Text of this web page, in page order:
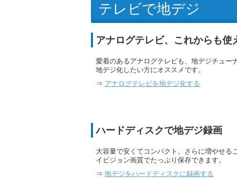
テレビで地デジ
アナログテレビ、これからも使
愛着のあるアナログテレビも、地デジチュー
地デジ化したい方にオススメです。
⇒ アナログテレビを地デジ化する
ハードディスクで地デジ録画
大容量で安くてコンパクト。さらに増やせる
イビジョン画質でたっぷり保存できます。
⇒ 地デジをハードディスクに録画する